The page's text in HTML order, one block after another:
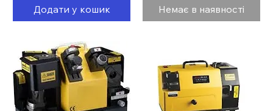
Додати у кошик Немає в наявності